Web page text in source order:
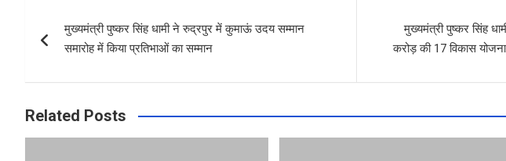
o
o
k
A
p
p
navigation
मुख्यमंत्री पुष्कर सिंह धामी ने रुद्रपुर में कुमाऊं उदय सम्मान
समारोह में किया प्रतिभाओं का सम्मान
मुख्यमंत्री पुष्कर सिंह
करोड़ की 17 विकास
Related Posts